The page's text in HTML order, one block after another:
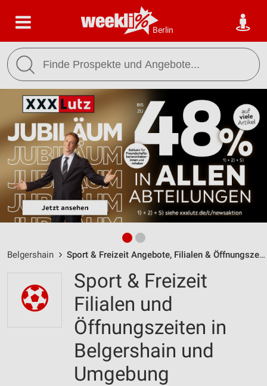
Berlin
Belgershain Sport & Freizeit Angebote, Filialen & Öffnungszeiten
Sport & Freizeit
Filialen und
Öffnungszeiten in
Belgershain und
Umgebung